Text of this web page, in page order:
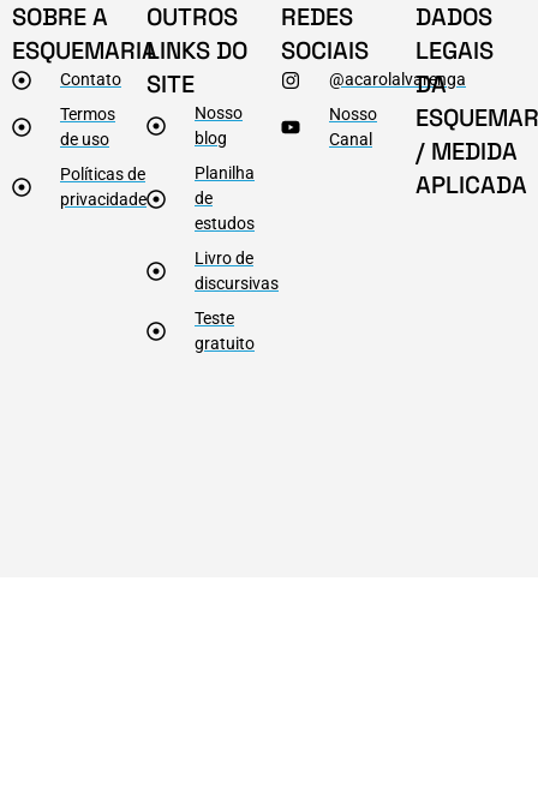
SOBRE A
ESQUEMARIA
Contato
Termos
de uso
Políticas de
privacidade
OUTROS
LINKS DO
SITE
Nosso
blog
Planilha
de
estudos
Livro de
discursivas
Teste
gratuito
REDES
SOCIAIS
@acarolalvarenga
Nosso
Canal
DADOS
LEGAIS
DA
/ MEDIDA
APLICADA